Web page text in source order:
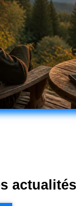
actualités